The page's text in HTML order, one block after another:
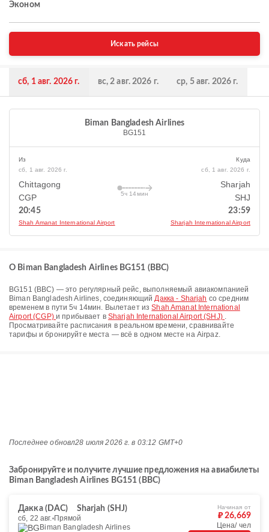
Эконом
Искать рейсы
сб, 1 авг. 2026 г. вс, 2 авг. 2026 г. ср, 5 авг. 2026 г.
Biman Bangladesh Airlines
BG151
Из
сб, 1 авг. 2026 г.
Chittagong
CGP
20:45
Shah Amanat International Airport
5ч 14мин
Куда
сб, 1 авг. 2026 г.
Sharjah
SHJ
23:59
Sharjah International Airport
О Biman Bangladesh Airlines BG151 (BBC)
BG151 (BBC) — это регулярный рейс, выполняемый авиакомпанией
Biman Bangladesh Airlines, соединяющийДакка - Sharjah со средним
временем в пути5ч 14мин. Вылетает изShah Amanat International
Airport (CGP) и прибывает в Sharjah International Airport (SHJ) .
Просматривайте расписания в реальном времени, сравнивайте
тарифы и бронируйте места — всё в одном месте на Airpaz.
Последнее обновл28 июля 2026 г. в 03:12 GMT+0
Забронируйте и получите лучшие предложения на авиабилеты
Biman Bangladesh Airlines BG151 (BBC)
Дакка (DAC)
Sharjah (SHJ)
сб, 22 авг. Прямой
Biman Bangladesh Airlines
Начиная от
₽ 26,669
Цена/ чел